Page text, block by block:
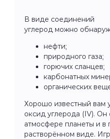
В виде соединений
углерод можно
нефти;
природного газа;
горючих сланцев;
карбонатных
органических
Хорошо известный вам
оксид углерода (IV). Он
атмосфере планеты и в
растворённом виде.